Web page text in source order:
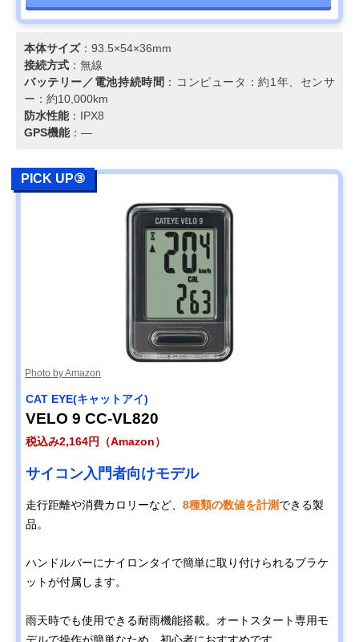
本体サイズ：93.5×54×36mm
接続方式 ：無線
バッテリー／電池持続時間 ：コンピュータ：約1年、センサ
ー：約10,000km
防水性能：IPX8
GPS機能：―
PICK UP③
Photo by Amazon
CAT EYE(キャットアイ)
VELO 9 CC-VL820
税込み2,164円（Amazon）
サイコン入門者向けモデル
走行距離や消費カロリーなど、 8種類の数値を計測できる製
品。
ハンドルバーにナイロンタイで簡単に取り付けられるブラケ
ットが付属します。
雨天時でも使用できる耐雨機能搭載。オートスタート専用モ
デルで操作が簡単なため、初心者におすすめです。